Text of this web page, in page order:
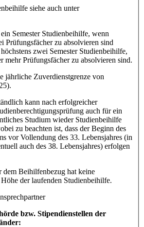
siehe auch unter
Semester Studienbeihilfe, wenn
Prüfungsfächer zu absolvieren sind
zwei Semester Studienbeihilfe,
mehr Prüfungsfächer zu absolvieren sind.
jährliche Zuverdienstgrenze von
kann nach erfolgreicher
auch für ein
Studium wieder Studienbeihilfe
zu beachten ist, dass der Beginn des
vor Vollendung des 33. Lebensjahres (in
auch des 38. Lebensjahres) erfolgen
dem Beihilfenbezug hat keine
der laufenden Studienbeihilfe.
bzw. Stipendienstellen der